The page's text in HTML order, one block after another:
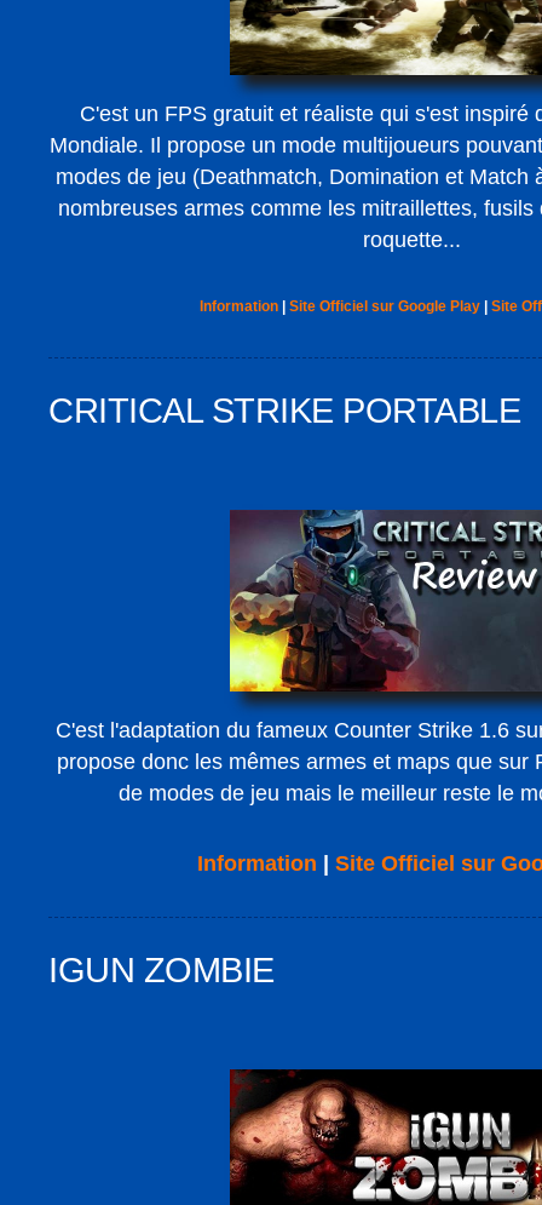
C'est un FPS gratuit et réaliste qui s'est inspiré
Mondiale. Il propose un mode multijoueurs
modes de jeu (Deathmatch, Domination et Match
nombreuses armes comme les mitraillettes, fusils
roquette...
Information| Site Officiel sur Google Play| Site
CRITICAL STRIKE PORTABLE
C'est l'adaptation du fameux Counter Strike 1.6
propose donc les mêmes armes et maps que sur
de modes de jeu mais le meilleur reste le
Information Site Officiel sur
IGUN ZOMBIE